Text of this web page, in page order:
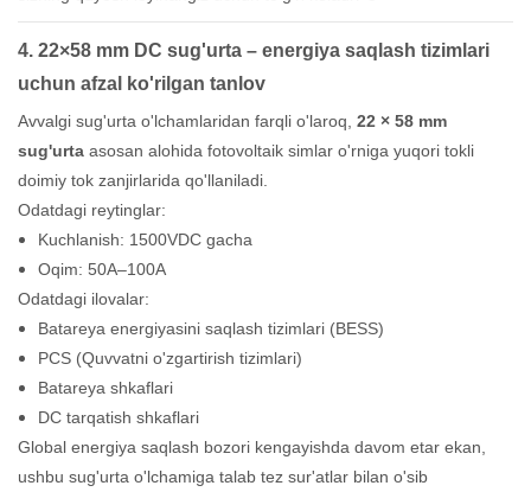
4. 22×58 mm DC sug'urta – energiya saqlash tizimlari
uchun afzal ko'rilgan tanlov
Avvalgi sug'urta o'lchamlaridan farqli o'laroq, 22 × 58 mm
sug'urta asosan alohida fotovoltaik simlar o'rniga yuqori tokli
doimiy tok zanjirlarida qo'llaniladi.
Odatdagi reytinglar:
Kuchlanish: 1500VDC gacha
Oqim: 50A–100A
Odatdagi ilovalar:
Batareya energiyasini saqlash tizimlari (BESS)
PCS (Quvvatni o'zgartirish tizimlari)
Batareya shkaflari
DC tarqatish shkaflari
Global energiya saqlash bozori kengayishda davom etar ekan,
ushbu sug'urta o'lchamiga talab tez sur'atlar bilan o'sib